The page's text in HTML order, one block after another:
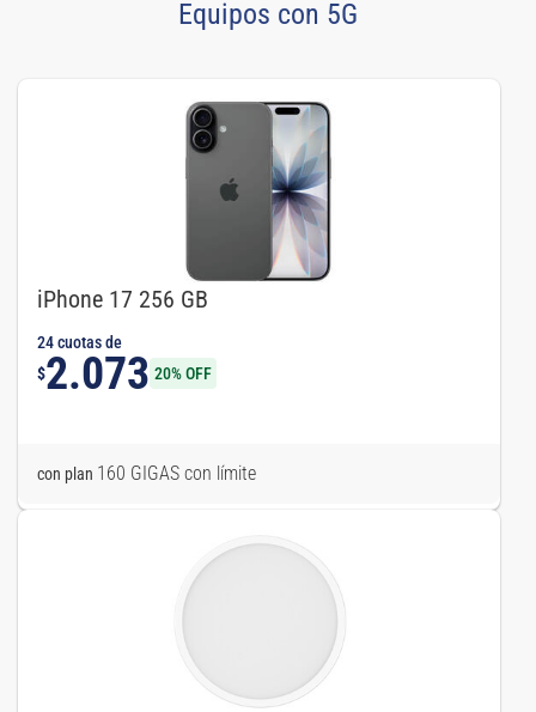
Equipos con 5G
iPhone 17 256 GB
24 cuotas de
$2.073 20% OFF
con plan 160 GIGAS con límite